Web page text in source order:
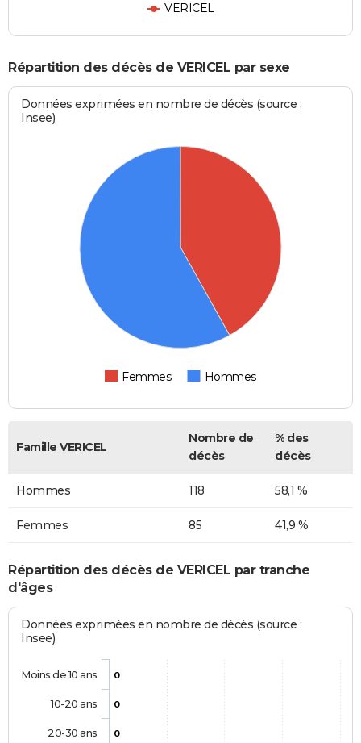
VERICEL
Répartition des décès de VERICEL par sexe
Données exprimées en nombre de décès (source :
Insee)
Femmes Hommes
Famille VERICEL
Nombre de
décès
% des
décès
Hommes 118 58,1 %
Femmes 85 41,9 %
Répartition des décès de VERICEL par tranche
d'âges
Données exprimées en nombre de décès (source :
Insee)
0
0
0
Moins de 10 ans
10-20 ans
20-30 ans